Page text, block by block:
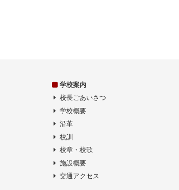
学校案内
校長ごあいさつ
学校概要
沿革
校訓
校章・校歌
施設概要
交通アクセス